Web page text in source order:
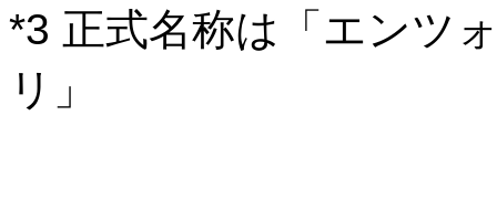
*3 正式名称は「エンツ
リ」